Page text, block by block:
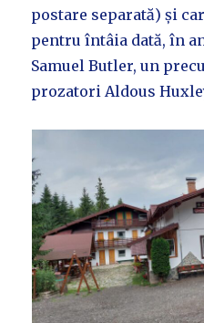
postare separată) și
pentru întâia dată, în
Samuel Butler, un
prozatori Aldous